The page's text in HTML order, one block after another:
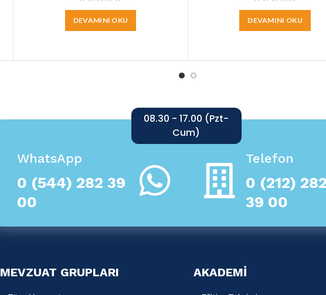
DEVAMINI OKU DEVAMINI OKU
08.30 - 17.00 (Pzt-
Cum)
WhatsApp
0 (544) 282 39
00
Telefon
0 (212) 282
39 00
MEVZUAT GRUPLARI AKADEMİ